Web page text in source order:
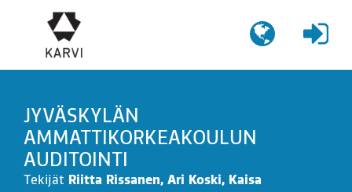
sisältöön
JYVÄSKYLÄN
AMMATTIKORKEAKOULUN
AUDITOINTI
Tekijät Riitta Rissanen, Ari Koski, Kaisa